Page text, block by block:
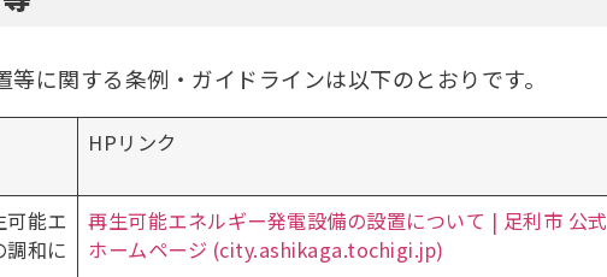
に関する条例・ガイドラインは以下のとおりです。
HPリンク
能エ
和に
再生可能エネルギー発電設備の設置について | 足利市 公式
ホームページ (city.ashikaga.tochigi.jp)